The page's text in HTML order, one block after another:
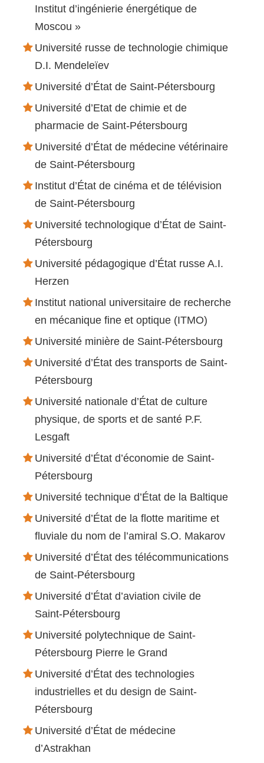
Institut d’ingénierie énergétique de
Moscou »
Université russe de technologie chimique
D.I. Mendeleïev
Université d’État de Saint-Pétersbourg
Université d’Etat de chimie et de
pharmacie de Saint-Pétersbourg
Université d’État de médecine vétérinaire
de Saint-Pétersbourg
Institut d’État de cinéma et de télévision
de Saint-Pétersbourg
Université technologique d’État de Saint-
Pétersbourg
Université pédagogique d’État russe A.I.
Herzen
Institut national universitaire de recherche
en mécanique fine et optique (ITMO)
Université minière de Saint-Pétersbourg
Université d’État des transports de Saint-
Pétersbourg
Université nationale d’État de culture
physique, de sports et de santé P.F.
Lesgaft
Université d’État d’économie de Saint-
Pétersbourg
Université technique d’État de la Baltique
Université d’État de la flotte maritime et
fluviale du nom de l’amiral S.O. Makarov
Université d’État des télécommunications
de Saint-Pétersbourg
Université d’État d’aviation civile de
Saint-Pétersbourg
Université polytechnique de Saint-
Pétersbourg Pierre le Grand
Université d’État des technologies
industrielles et du design de Saint-
Pétersbourg
Université d’État de médecine
d’Astrakhan